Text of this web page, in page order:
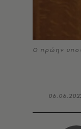
Ο πρώην